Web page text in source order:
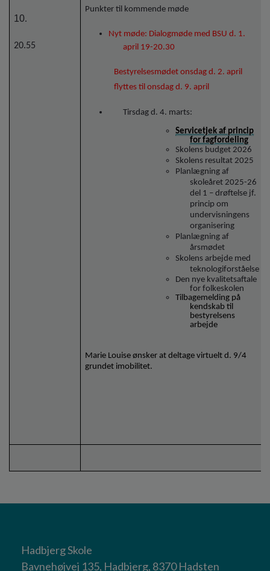
10.
20.55
Punkter til kommende møde
Nyt møde: Dialogmøde med BSU d. 1.
april 19-20.30
Bestyrelsesmødet onsdag d. 2. april
flyttes til onsdag d. 9. april
Tirsdag d. 4. marts:
Servicetjek af princip
for fagfordeling
Skolens budget 2026
Skolens resultat 2025
Planlægning af
skoleåret 2025-26
del 1 – drøftelse jf.
princip om
undervisningens
organisering
Planlægning af
årsmødet
Skolens arbejde med
teknologiforståelse
Den nye kvalitetsaftale
for folkeskolen
Tilbagemelding på
kendskab til
bestyrelsens
arbejde
Marie Louise ønsker at deltage virtuelt d. 9/4
grundet imobilitet.
Hadbjerg Skole
Bavnehøjvej 135, Hadbjerg, 8370 Hadsten